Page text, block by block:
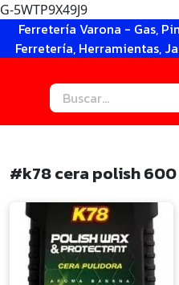
G-5WTP9X49J9
Ferretería Varona - Gas,
Ferretería, Herramientas,
#k78 cera polish